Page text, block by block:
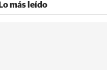
Lo más leído